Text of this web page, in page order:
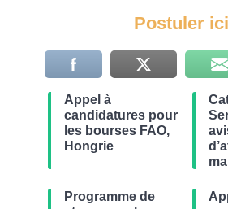
Postuler ici
Appel à
candidatures pour
les bourses FAO,
Hongrie
Programme de